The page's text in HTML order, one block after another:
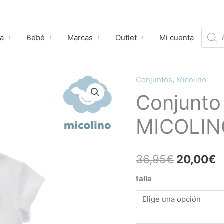
Bebé Marcas Outlet Mi cuenta de
Conjuntos, Micolino
36,95€
El
precio
original
36,95€.
20,00€
talla
Conjunto
niño
verso
MICOLINO
cantidad